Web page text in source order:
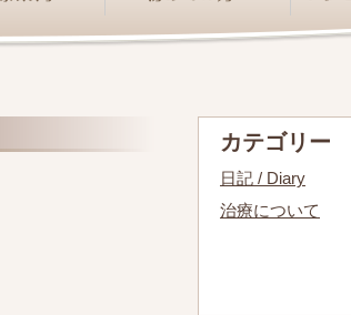
カテゴリー
日記 / Diary
治療について